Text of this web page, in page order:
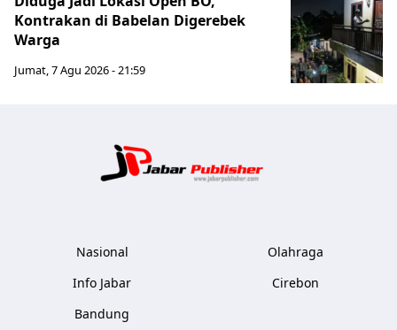
Kontrakan di Babelan Digerebek
Warga
Jumat, 7 Agu 2026 - 21:59
Nasional
Info Jabar
Bandung
Olahraga
Cirebon